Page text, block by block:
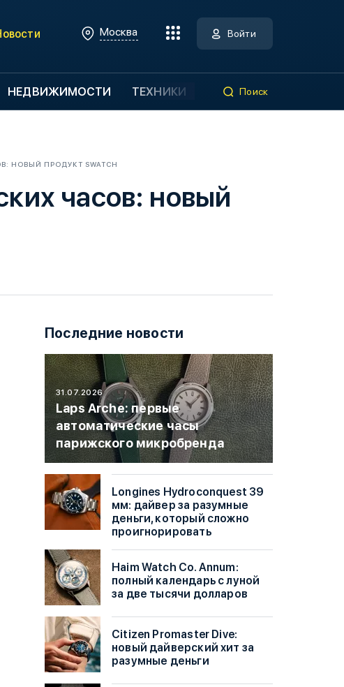
Москва Войти
НЕДВИЖИМОСТИ ТЕХНИКИ Поиск
ПРОДУКТ SWATCH
часов: новый
Последние новости
31.07.2026
Laps Arche: первые
автоматические часы
парижского микробренда
Longines Hydroconquest 39
мм: дайвер за разумные
деньги, который сложно
проигнорировать
Haim Watch Co. Annum:
полный календарь с луной
за две тысячи долларов
Citizen Promaster Dive:
новый дайверский хит за
разумные деньги